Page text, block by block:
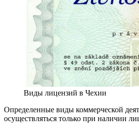
Виды лицензий в Чехии
Определенные виды коммерческой
осуществляться только при наличии